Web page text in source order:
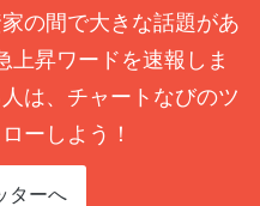
の間で大きな話題があ
上昇ワードを速報しま
は、チャートなびのツ
ーしよう！
ターへ